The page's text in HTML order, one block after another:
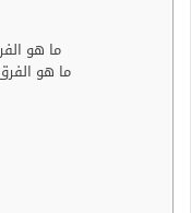
ما هو الفرق بين ارتشاح التأمور والدُكاك القلبي
ما هو الفرق بين ارتشاح التأمور والانصباب الجنبي